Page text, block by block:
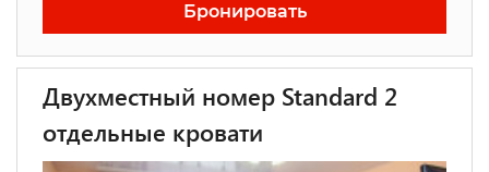
Бронировать
Двухместный номер Standard 2
отдельные кровати